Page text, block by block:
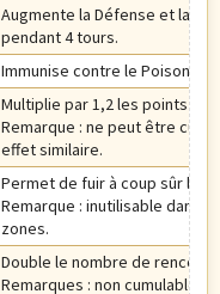
Augmente la Défense et la
pendant 4 tours.
Immunise contre le Poison au
Multiplie par 1,2 les points de
Remarque : ne peut être
effet similaire.
Permet de fuir à coup sûr le
Remarque : inutilisable dans
zones.
Double le nombre de
Remarques : non cumulable